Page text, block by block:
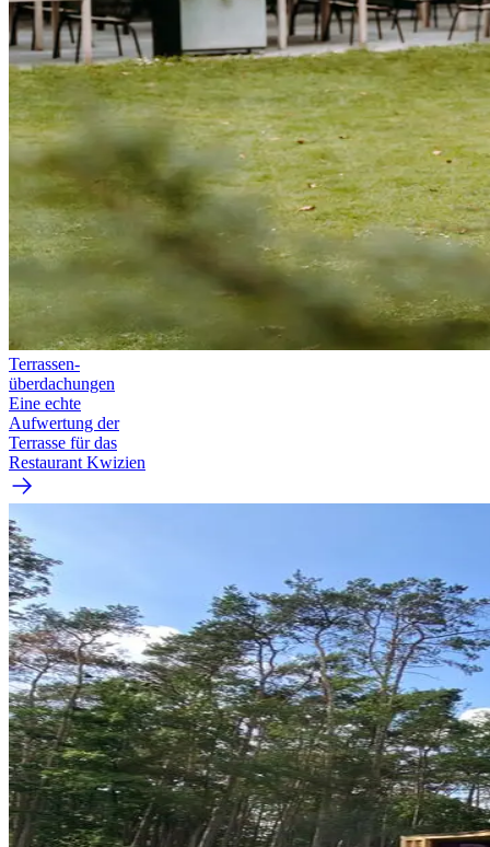
Terrassen­
überdachungen
Eine echte
Aufwertung der
Terrasse für das
Restaurant Kwizien